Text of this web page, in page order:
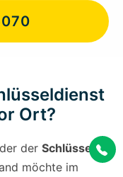
Ort?
der Schlüssel
möchte im